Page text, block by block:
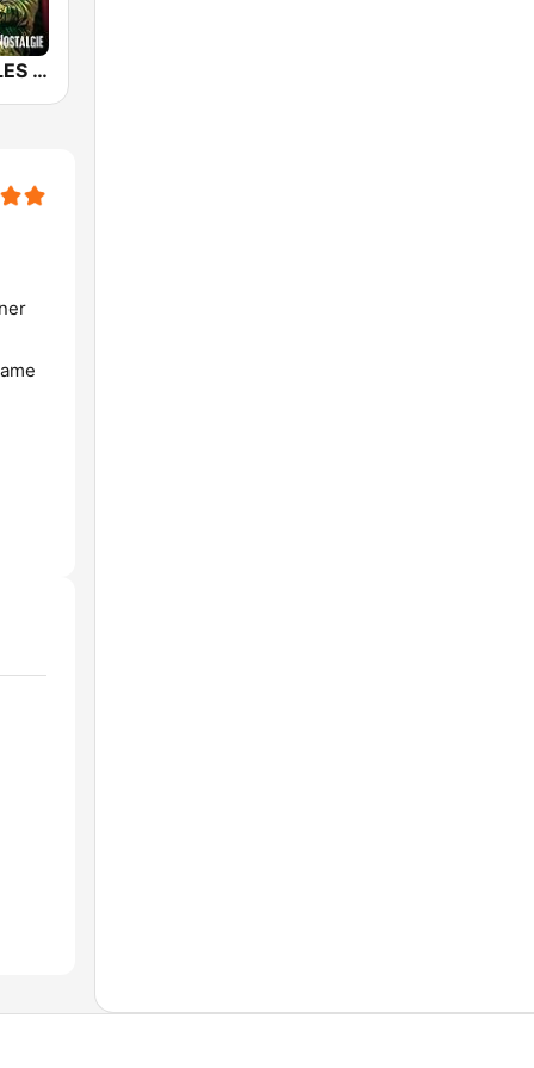
NOSTALGIE LES PLUS GRANDS SLOWS